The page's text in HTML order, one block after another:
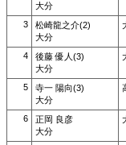
大分
3
松崎龍之介(2)
大分
4
後藤 優人(3)
大分
5
寺一 陽向(3)
大分
6
正岡 良彦
大分